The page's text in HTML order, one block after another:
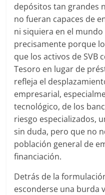
depósitos tan grandes
no fueran capaces de
ni siquiera en el
precisamente porque
que los activos de SVB
Tesoro en lugar de
refleja el
empresarial,
tecnológico, de los
riesgo especializados,
sin duda, pero que no
población general de
financiación.
Detrás de la
esconderse una burda